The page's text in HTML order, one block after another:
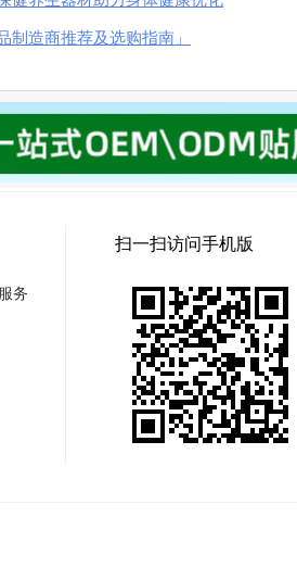
制造商推荐及选购指南」
务
扫一扫访问手机版